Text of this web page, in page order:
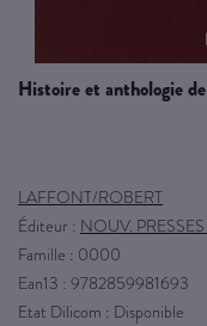
histoire et anthologie
LAFFONT/ROBERT
Éditeur : NOUV.
Famille : 0000
Ean13 : 9782859981693
Etat Dilicom : Disponible